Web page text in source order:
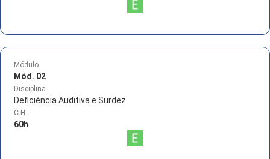
Módulo
Mód. 02
Disciplina
Deficiência Auditiva e Surdez
C.H
60h